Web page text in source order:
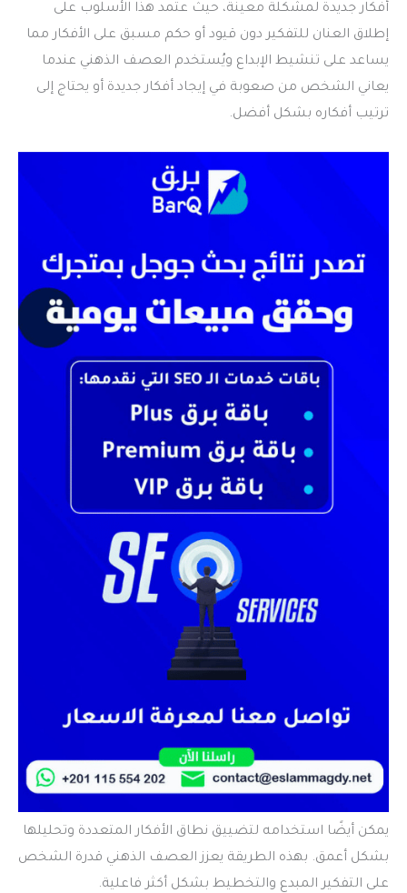
أفكار جديدة لمشكلة معينة، حيث عتمد هذا الأسلوب على
إطلاق العنان للتفكير دون قيود أو حكم مسبق على الأفكار مما
يساعد على تنشيط الإبداع ويُستخدم العصف الذهني عندما
يعاني الشخص من صعوبة في إيجاد أفكار جديدة أو يحتاج إلى
ترتيب أفكاره بشكل أفضل.
يمكن أيضًا استخدامه لتضييق نطاق الأفكار المتعددة وتحليلها
بشكل أعمق. بهذه الطريقة يعزز العصف الذهني قدرة الشخص
على التفكير المبدع والتخطيط بشكل أكثر فاعلية.